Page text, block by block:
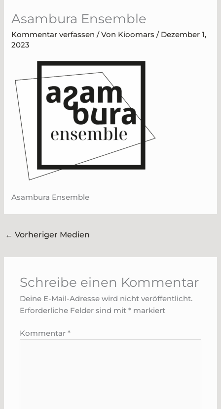
InhaltAsambura Ensemble
Kommentar verfassen / Von Kioomars/ Dezember 1,
2023
Asambura Ensemble
← Vorheriger Medien
Schreibe einen Kommentar
Deine E-Mail-Adresse wird nicht veröffentlicht.
Erforderliche Felder sind mit* markiert
Kommentar*